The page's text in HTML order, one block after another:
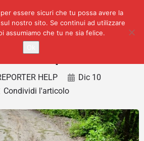
Motoreporter?
HELP
Dic 10
Condividi l'articolo
essere sicuri che tu possa avere la
nostro sito. Se continui ad utilizzare
assumiamo che tu ne sia felice.